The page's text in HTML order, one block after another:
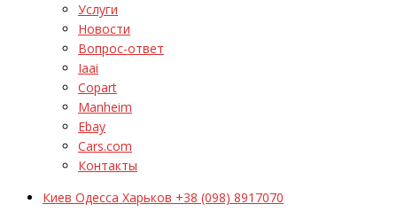
Услуги
Новости
Вопрос-ответ
Iaai
Copart
Manheim
Ebay
Cars.com
Контакты
Киев Одесса Харьков +38 (098) 8917070